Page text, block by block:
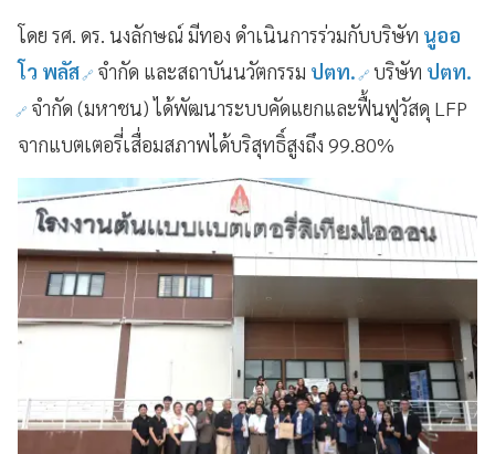
โดย รศ. ดร. นงลักษณ์ มีทอง ดำเนินการร่วมกับบริษัท นูออ
โว พลัส จำกัด และสถาบันนวัตกรรม ปตท. บริษัท ปตท.
จำกัด (มหาชน) ได้พัฒนาระบบคัดแยกและฟื้นฟูวัสดุ LFP
จากแบตเตอรี่เสื่อมสภาพได้บริสุทธิ์สูงถึง 99.80%